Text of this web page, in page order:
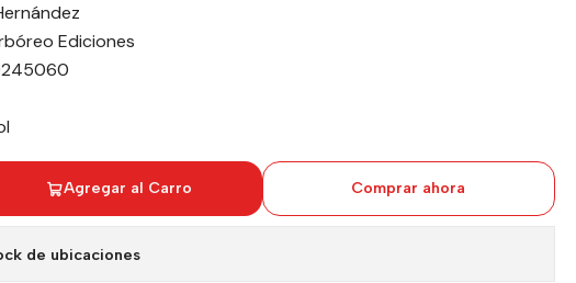
Ediciones
Agregar al Carro Comprar ahora
de ubicaciones